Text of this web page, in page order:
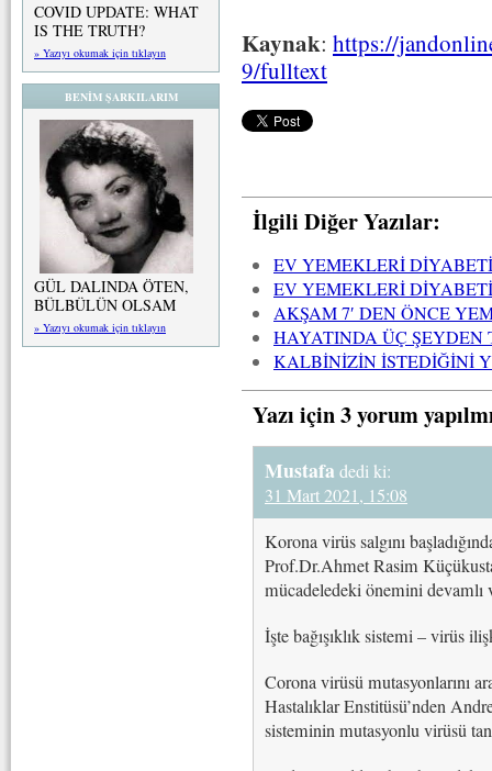
COVID UPDATE: WHAT
IS THE TRUTH?
» Yazıyı okumak için tıklayın
BENİM ŞARKILARIM
GÜL DALINDA ÖTEN,
BÜLBÜLÜN OLSAM
» Yazıyı okumak için tıklayın
Kaynak: https://
9/fulltext
İlgili Diğer Yazılar:
EV YEMEKLERİ
EV YEMEKLERİ
AKŞAM 7′ DEN ÖNCE
HAYATINDA ÜÇ ŞEYDEN
KALBİNİZİN İSTEDİĞİNİ
Yazı için 3 yorum
Mustafa dedi ki:
31 Mart 2021, 15:08
Korona virüs salgını
Prof.Dr.Ahmet Rasim
mücadeledeki önemini devamlı
İşte bağışıklık sistemi – virüs
Corona virüsü mutasyonlarını
Hastalıklar Enstitüsü’nden
sisteminin mutasyonlu virüsü